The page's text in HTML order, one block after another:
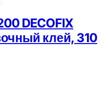
DECOFIX
клей, 310